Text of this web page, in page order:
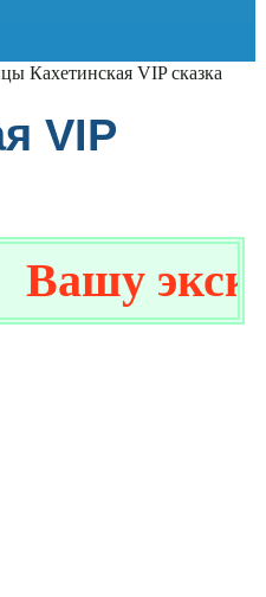
Кахетинская VIP сказка
VIP
Вашу